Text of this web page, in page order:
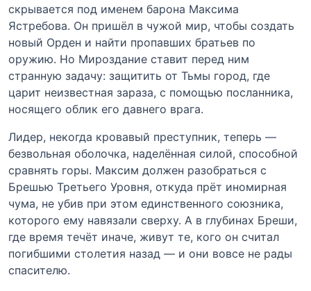
скрывается под именем барона Максима
Ястребова. Он пришёл в чужой мир, чтобы создать
новый Орден и найти пропавших братьев по
оружию. Но Мироздание ставит перед ним
странную задачу: защитить от Тьмы город, где
царит неизвестная зараза, с помощью посланника,
носящего облик его давнего врага.
Лидер, некогда кровавый преступник, теперь —
безвольная оболочка, наделённая силой, способной
сравнять горы. Максим должен разобраться с
Брешью Третьего Уровня, откуда прёт иномирная
чума, не убив при этом единственного союзника,
которого ему навязали сверху. А в глубинах Бреши,
где время течёт иначе, живут те, кого он считал
погибшими столетия назад — и они вовсе не рады
спасителю.